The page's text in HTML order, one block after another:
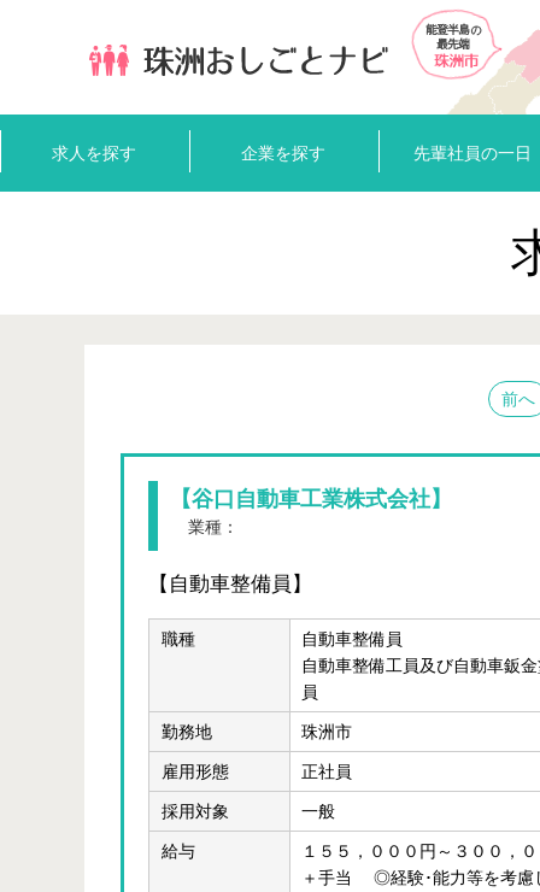
求人を探す 企業を探す 先輩社員の一日
前へ
【谷口自動車工業株式会社】
業種：
【自動車整備員】
職種
自動車整備員
自動車整備工員及び自動車鈑
員
勤務地 珠洲市
雇用形態 正社員
採用対象 一般
給与
１５５，０００円～３００，
＋手当 ◎経験･能力等を考慮